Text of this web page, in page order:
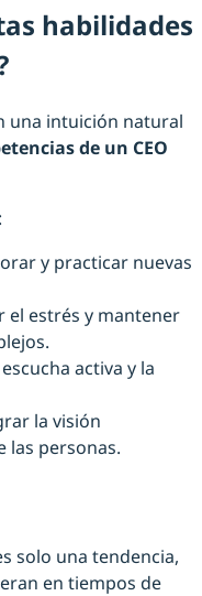
habilidades
una intuición natural
de un CEO
y practicar nuevas
el estrés y mantener
activa y la
la visión
las personas.
solo una tendencia,
en tiempos de